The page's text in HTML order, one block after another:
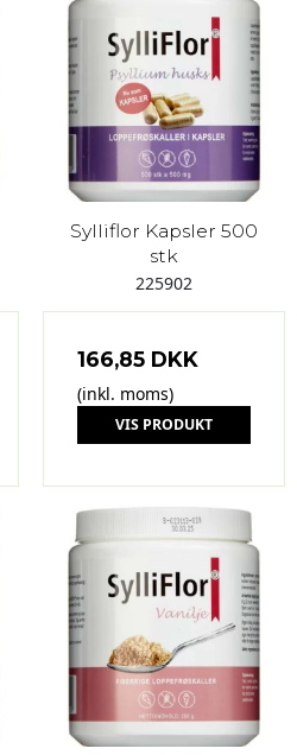
Sylliflor Kapsler 500
stk
225902
166,85 DKK
(inkl. moms)
VIS PRODUKT